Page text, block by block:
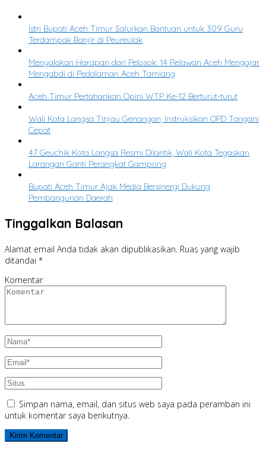
Istri Bupati Aceh Timur Salurkan Bantuan untuk 309 Guru
Terdampak Banjir di Peureulak
Menyalakan Harapan dari Pelosok: 14 Relawan Aceh Mengajar
Mengabdi di Pedalaman Aceh Tamiang
Aceh Timur Pertahankan Opini WTP Ke-12 Berturut-turut
Wali Kota Langsa Tinjau Genangan, Instruksikan OPD Tangani
Cepat
47 Geuchik Kota Langsa Resmi Dilantik, Wali Kota Tegaskan
Larangan Ganti Perangkat Gampong
Bupati Aceh Timur Ajak Media Bersinergi Dukung
Pembangunan Daerah
Tinggalkan Balasan
Alamat email Anda tidak akan dipublikasikan. Ruas yang wajib
ditandai *
Komentar
Simpan nama, email, dan situs web saya pada peramban ini
untuk komentar saya berikutnya.